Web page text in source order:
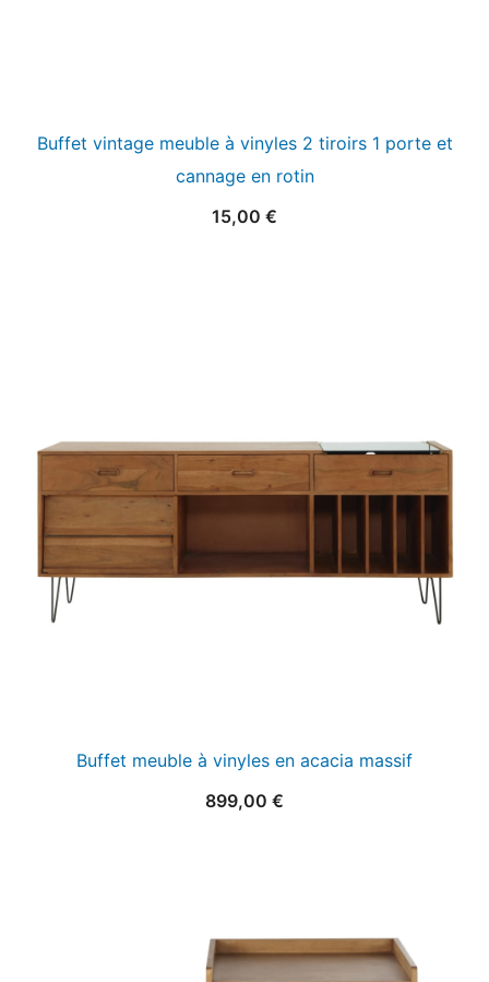
Buffet vintage meuble à vinyles 2 tiroirs 1 porte et
cannage en rotin
15,00 €
Buffet meuble à vinyles en acacia massif
899,00 €